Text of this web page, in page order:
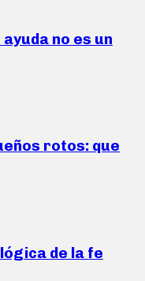
no es un
rotos: que
de la fe